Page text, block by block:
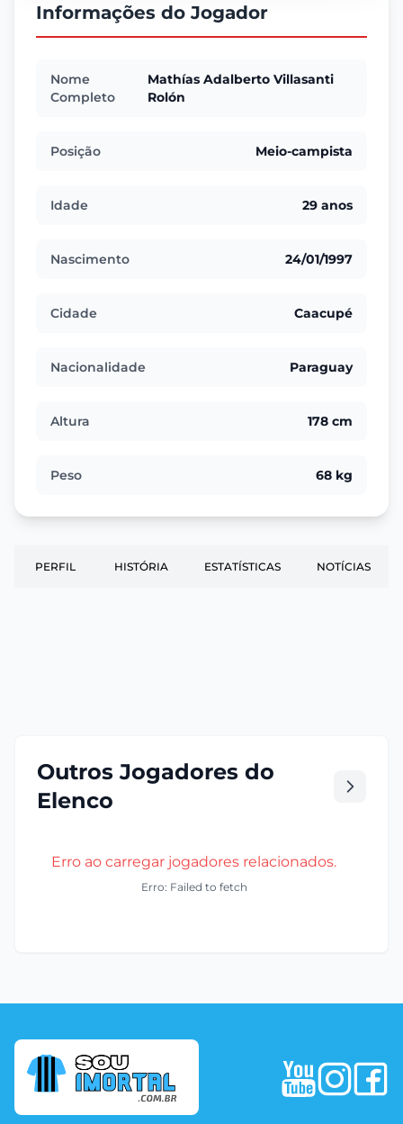
Informações do Jogador
Nome
Completo
Mathías Adalberto Villasanti
Rolón
Posição Meio-campista
Idade 29 anos
Nascimento 24/01/1997
Cidade Caacupé
Nacionalidade Paraguay
Altura 178 cm
Peso 68 kg
PERFIL HISTÓRIA ESTATÍSTICAS NOTÍCIAS
Outros Jogadores do
Elenco
Erro ao carregar jogadores relacionados.
Erro: Failed to fetch